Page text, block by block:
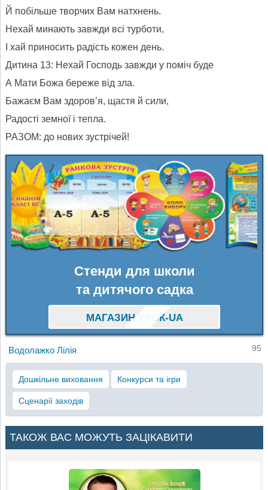
Й побільше творчих Вам натхнень.
Нехай минають завжди всі турботи,
І хай приносить радість кожен день.
Дитина 13: Нехай Господь завжди у поміч буде
А Мати Божа береже від зла.
Бажаєм Вам здоров’я, щастя й сили,
Радості земної і тепла.
РАЗОМ: до нових зустрічей!
Стенди для школи
та дитячого садка
МАГАЗИН УРОК-UA
Водолажко Лілія 95
Дошкільне виховання Конкурси та ігри
Сценарії заходів
ТАКОЖ ВАС МОЖУТЬ ЗАЦІКАВИТИ